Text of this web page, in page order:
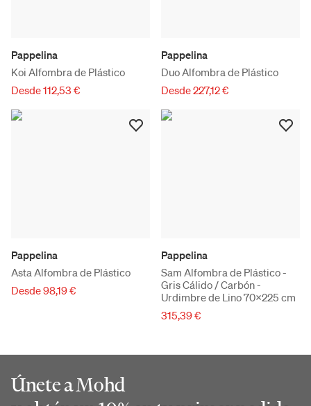
Pappelina
Koi Alfombra de Plástico
Desde 112,53 €
Pappelina
Duo Alfombra de Plástico
Desde 227,12 €
Pappelina
Asta Alfombra de Plástico
Desde 98,19 €
Pappelina
Sam Alfombra de Plástico -
Gris Cálido / Carbón -
Urdimbre de Lino 70x225 cm
315,39 €
Únete a Mohd